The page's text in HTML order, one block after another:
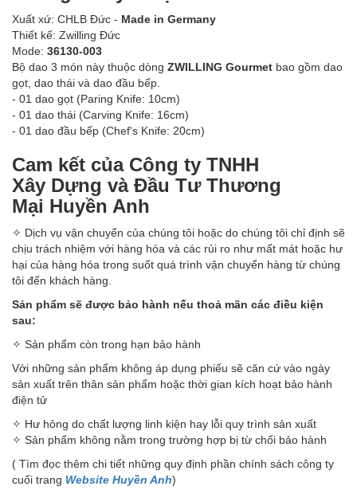
Xuất xứ: CHLB Đức - Made in Germany
Thiết kế: Zwilling Đức
Mode: 36130-003
Bộ dao 3 món này thuộc dòng ZWILLING Gourmet bao gồm dao
gọt, dao thái và dao đầu bếp.
- 01 dao gọt (Paring Knife: 10cm)
- 01 dao thái (Carving Knife: 16cm)
- 01 dao đầu bếp (Chef's Knife: 20cm)
Cam kết của Công ty TNHH
Xây Dựng và Đầu Tư Thương
Mại Huyền Anh
✧ Dịch vụ vận chuyển của chúng tôi hoặc do chúng tôi chỉ định sẽ
chịu trách nhiệm với hàng hóa và các rủi ro như mất mát hoặc hư
hại của hàng hóa trong suốt quá trình vận chuyển hàng từ chúng
tôi đến khách hàng.
Sản phẩm sẽ được bảo hành nếu thoả mãn các điều kiện
sau:
✧ Sản phẩm còn trong hạn bảo hành
Với những sản phẩm không áp dụng phiếu sẽ căn cứ vào ngày
sản xuất trên thân sản phẩm hoặc thời gian kích hoạt bảo hành
điện tử
✧ Hư hỏng do chất lượng linh kiện hay lỗi quy trình sản xuất
✧ Sản phẩm không nằm trong trường hợp bị từ chối bảo hành
( Tìm đọc thêm chi tiết những quy định phần chính sách công ty
cuối trang Website Huyền Anh)